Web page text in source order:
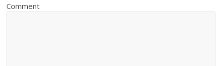
Comment